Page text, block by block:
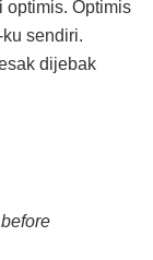
optimis. Optimis
sendiri.
dijebak